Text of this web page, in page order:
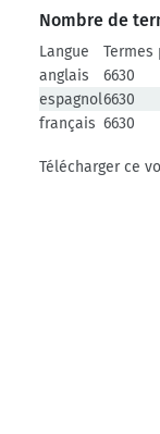
Nombre de
Langue
anglais
6630
espagnol6630
français 6630
Télécharger ce